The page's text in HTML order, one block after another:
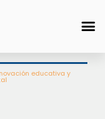
educativa y